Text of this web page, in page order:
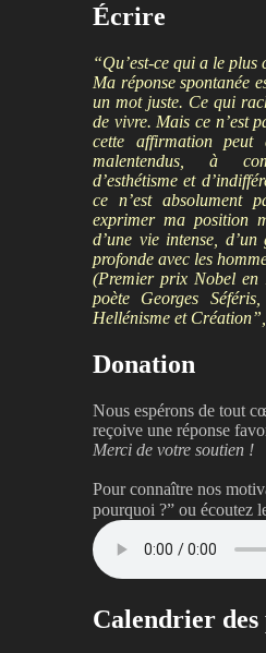
Écrire
“Qu’est-ce qui a le plus
Ma réponse spontanée
un mot juste. Ce qui
de vivre. Mais ce n’est
cette affirmation peut
malentendus, à
d’esthétisme et
ce n’est absolument
exprimer ma position
d’une vie intense,
profonde avec les
(Premier prix Nobel en
poète Georges
Hellénisme et
Donation
Nous espérons de tout
reçoive une réponse
Merci de votre soutien !
Pour connaître nos
pourquoi ?” ou écoutez
Calendrier